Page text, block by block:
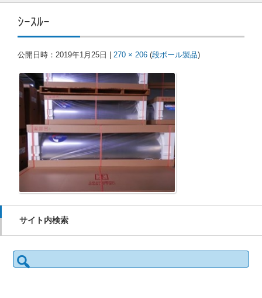
ｼｰｽﾙｰ
公開日時： 2019年1月25日 270 × 206 (段ボール製品)
サイト内検索
検
索: